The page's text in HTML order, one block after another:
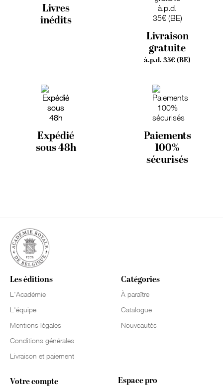
Livres
inédits
Livraison
gratuite
à.p.d. 35€ (BE)
Expédié
sous 48h
Paiements
100%
sécurisés
Les éditions
L'Académie
L'équipe
Mentions légales
Conditions générales
Livraison et paiement
Catégories
À paraître
Catalogue
Nouveautés
Votre compte Espace pro